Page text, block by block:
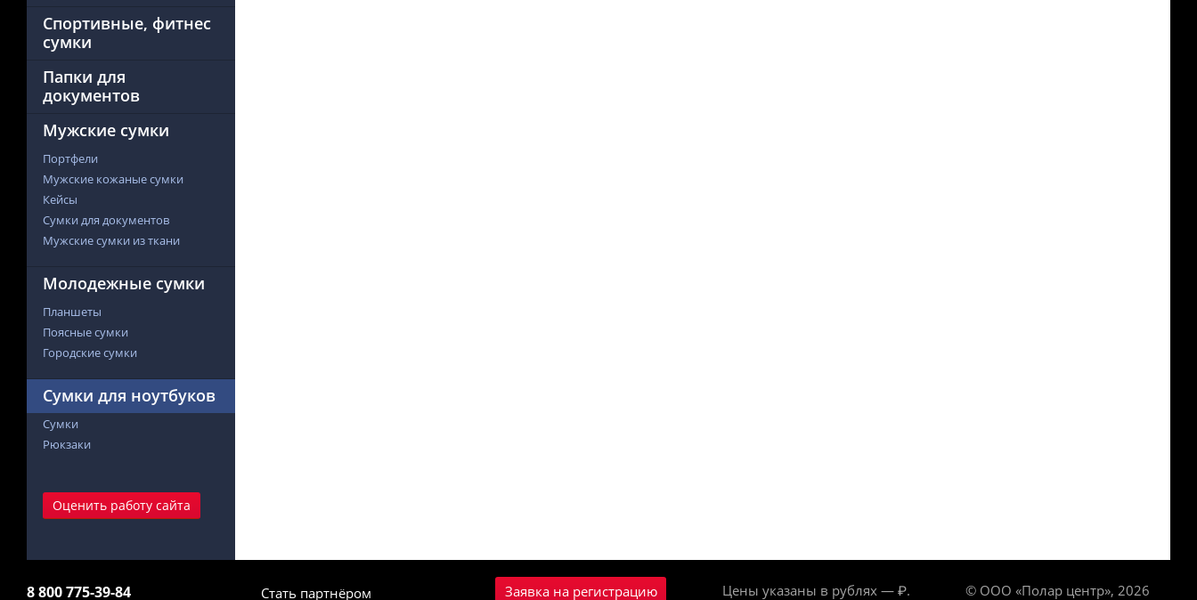
Спортивные, фитнес
сумки
Папки для
документов
Мужские сумки
Портфели
Мужские кожаные сумки
Кейсы
Сумки для документов
Мужские сумки из ткани
Молодежные сумки
Планшеты
Поясные сумки
Городские сумки
Сумки для ноутбуков
Сумки
Рюкзаки
Оценить работу сайта
8 800 775-39-84 Стать партнёром Заявка на регистрацию Цены указаны в рублях — ₽. © ООО «Полар центр», 2026